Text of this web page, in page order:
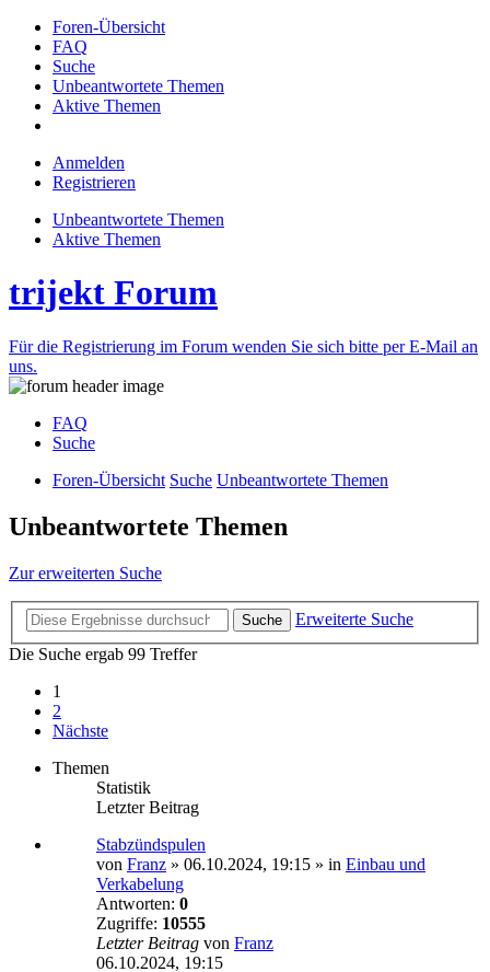
Foren-Übersicht
FAQ
Suche
Unbeantwortete Themen
Aktive Themen
Anmelden
Registrieren
Unbeantwortete Themen
Aktive Themen
trijekt Forum
Für die Registrierung im Forum wenden Sie sich bitte per E-Mail an
uns.
FAQ
Suche
Foren-Übersicht Suche Unbeantwortete Themen
Unbeantwortete Themen
Zur erweiterten Suche
Suche
Erweiterte Suche
Die Suche ergab 99 Treffer
1
2
Nächste
Themen
Statistik
Letzter Beitrag
Stabzündspulen
von Franz » 06.10.2024, 19:15 » in Einbau und
Verkabelung
Antworten: 0
Zugriffe: 10555
Letzter Beitrag von Franz
06.10.2024, 19:15